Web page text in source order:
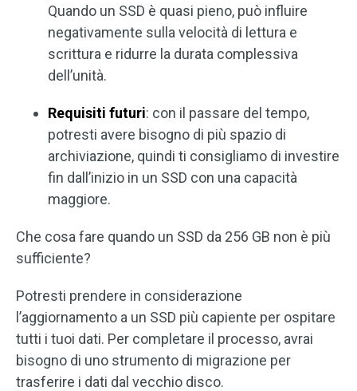
Quando un SSD è quasi pieno, può influire
negativamente sulla velocità di lettura e
scrittura e ridurre la durata complessiva
dell’unità.
Requisiti futuri: con il passare del tempo,
potresti avere bisogno di più spazio di
archiviazione, quindi ti consigliamo di investire
fin dall’inizio in un SSD con una capacità
maggiore.
Che cosa fare quando un SSD da 256 GB non è più
sufficiente?
Potresti prendere in considerazione
l’aggiornamento a un SSD più capiente per ospitare
tutti i tuoi dati. Per completare il processo, avrai
bisogno di uno strumento di migrazione per
trasferire i dati dal vecchio disco.